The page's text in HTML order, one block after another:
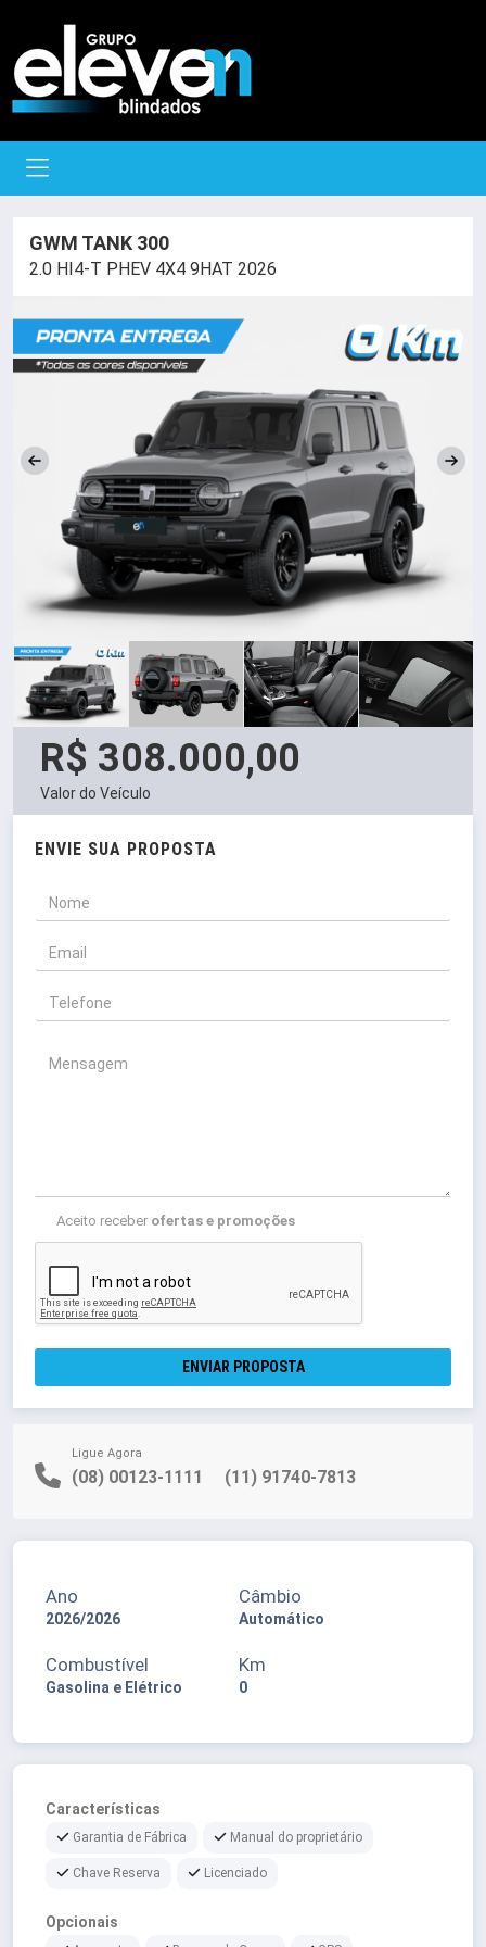
GWM TANK 300
2.0 HI4-T PHEV 4X4 9HAT 2026
R$ 308.000,00
Valor do Veículo
ENVIE SUA PROPOSTA
Aceito receber ofertas e promoções
ENVIAR PROPOSTA
Ligue Agora
(08) 00123-1111 (11) 91740-7813
Ano
2026/2026
Câmbio
Automático
Combustível
Gasolina e Elétrico
Km
0
Características
Garantia de Fábrica Manual do proprietário
Chave Reserva Licenciado
Opcionais